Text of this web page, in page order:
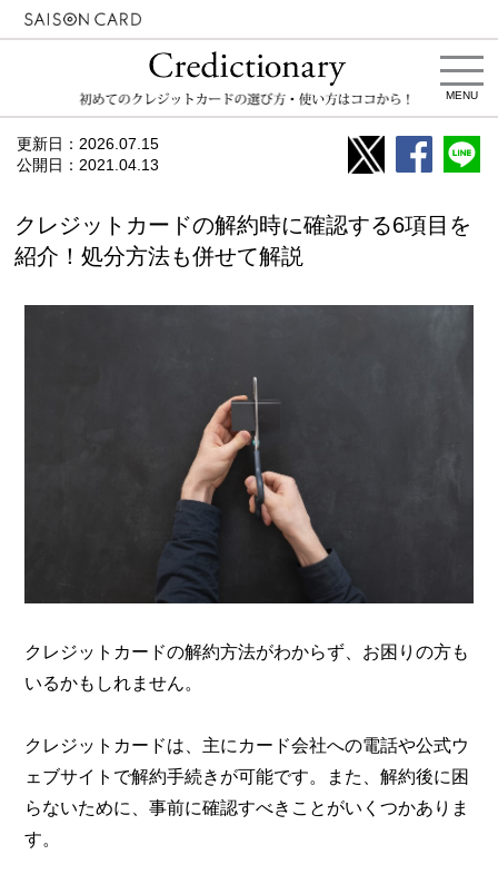
MENU
更新日： 2026.07.15
公開日： 2021.04.13
クレジットカードの解約時に確認する6項目を
紹介！処分方法も併せて解説
クレジットカードの解約方法がわからず、お困りの方も
いるかもしれません。
クレジットカードは、主にカード会社への電話や公式ウ
ェブサイトで解約手続きが可能です。また、解約後に困
らないために、事前に確認すべきことがいくつかありま
す。